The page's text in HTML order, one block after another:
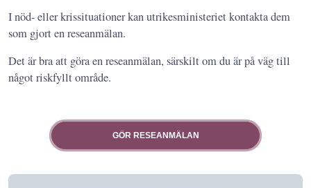
I nöd- eller krissituationer kan utrikesministeriet kontakta dem
som gjort en reseanmälan.
Det är bra att göra en reseanmälan, särskilt om du är på väg till
något riskfyllt område.